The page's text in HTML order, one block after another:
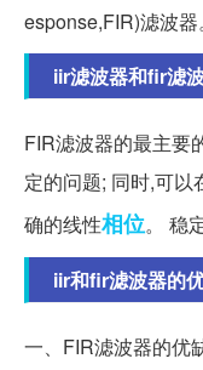
esponse,FIR)滤波器
iir滤波器和fir滤
FIR滤波器的最主要
定的问题; 同时,可
确的线性相位。 稳
iir和fir滤波器的
一、FIR滤波器的优